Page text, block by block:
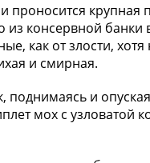
проносится крупная
из консервной банки
как от злости,
и смирная.
поднимаясь и
мох с узловатой